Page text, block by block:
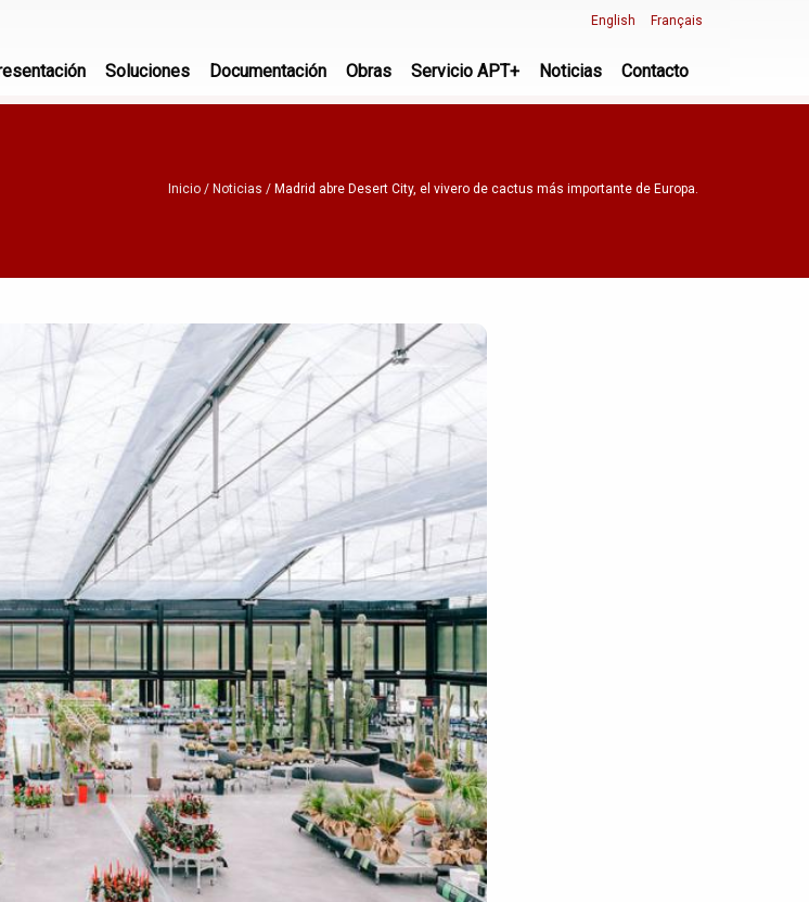
English Français
Soluciones Documentación Obras Servicio APT+ Noticias Contacto
Inicio Noticias Madrid abre Desert City, el vivero de cactus más importante de Europa.